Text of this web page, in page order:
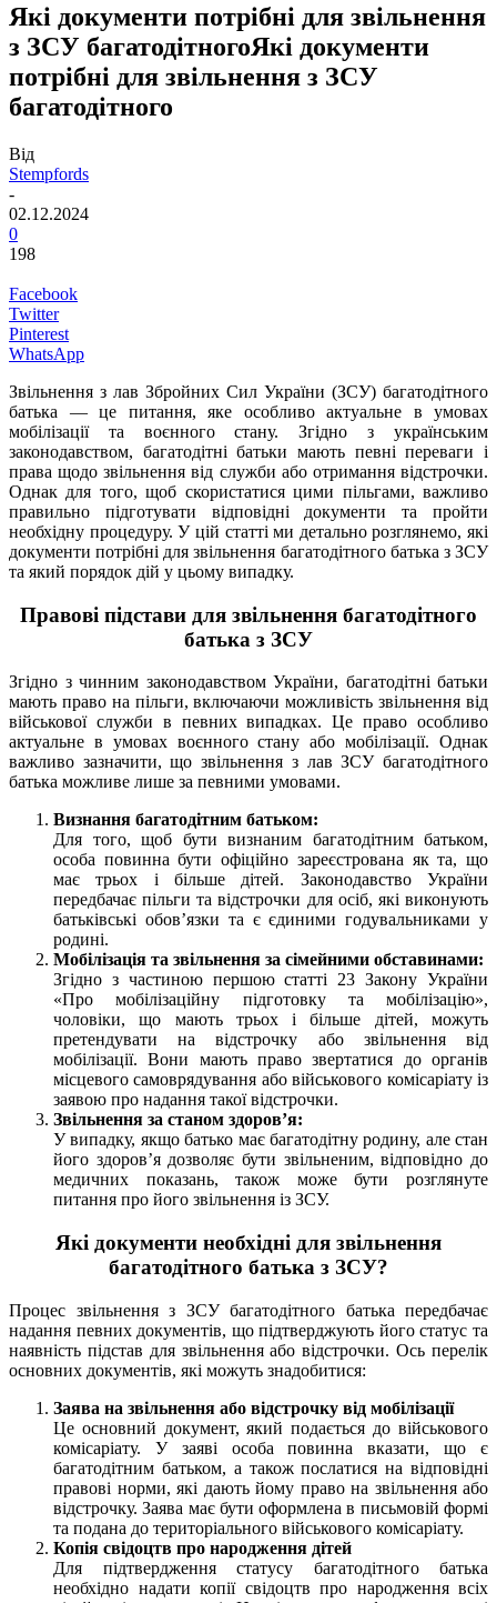
Які документи потрібні для звільнення
з ЗСУ багатодітногоЯкі документи
потрібні для звільнення з ЗСУ
багатодітного
Від
Stempfords
-
02.12.2024
0
198
Facebook
Twitter
Pinterest
WhatsApp
Звільнення з лав Збройних Сил України (ЗСУ) багатодітного
батька — це питання, яке особливо актуальне в умовах
мобілізації та воєнного стану. Згідно з українським
законодавством, багатодітні батьки мають певні переваги і
права щодо звільнення від служби або отримання відстрочки.
Однак для того, щоб скористатися цими пільгами, важливо
правильно підготувати відповідні документи та пройти
необхідну процедуру. У цій статті ми детально розглянемо, які
документи потрібні для звільнення багатодітного батька з ЗСУ
та який порядок дій у цьому випадку.
Правові підстави для звільнення багатодітного
батька з ЗСУ
Згідно з чинним законодавством України, багатодітні батьки
мають право на пільги, включаючи можливість звільнення від
військової служби в певних випадках. Це право особливо
актуальне в умовах воєнного стану або мобілізації. Однак
важливо зазначити, що звільнення з лав ЗСУ багатодітного
батька можливе лише за певними умовами.
Визнання багатодітним батьком:
Для того, щоб бути визнаним багатодітним батьком,
особа повинна бути офіційно зареєстрована як та, що
має трьох і більше дітей. Законодавство України
передбачає пільги та відстрочки для осіб, які виконують
батьківські обов’язки та є єдиними годувальниками у
родині.
Мобілізація та звільнення за сімейними обставинами:
Згідно з частиною першою статті 23 Закону України
«Про мобілізаційну підготовку та мобілізацію»,
чоловіки, що мають трьох і більше дітей, можуть
претендувати на відстрочку або звільнення від
мобілізації. Вони мають право звертатися до органів
місцевого самоврядування або військового комісаріату із
заявою про надання такої відстрочки.
Звільнення за станом здоров’я:
У випадку, якщо батько має багатодітну родину, але стан
його здоров’я дозволяє бути звільненим, відповідно до
медичних показань, також може бути розглянуте
питання про його звільнення із ЗСУ.
Які документи необхідні для звільнення
багатодітного батька з ЗСУ?
Процес звільнення з ЗСУ багатодітного батька передбачає
надання певних документів, що підтверджують його статус та
наявність підстав для звільнення або відстрочки. Ось перелік
основних документів, які можуть знадобитися:
Заява на звільнення або відстрочку від мобілізації
Це основний документ, який подається до військового
комісаріату. У заяві особа повинна вказати, що є
багатодітним батьком, а також послатися на відповідні
правові норми, які дають йому право на звільнення або
відстрочку. Заява має бути оформлена в письмовій формі
та подана до територіального військового комісаріату.
Копія свідоцтв про народження дітей
Для підтвердження статусу багатодітного батька
необхідно надати копії свідоцтв про народження всіх